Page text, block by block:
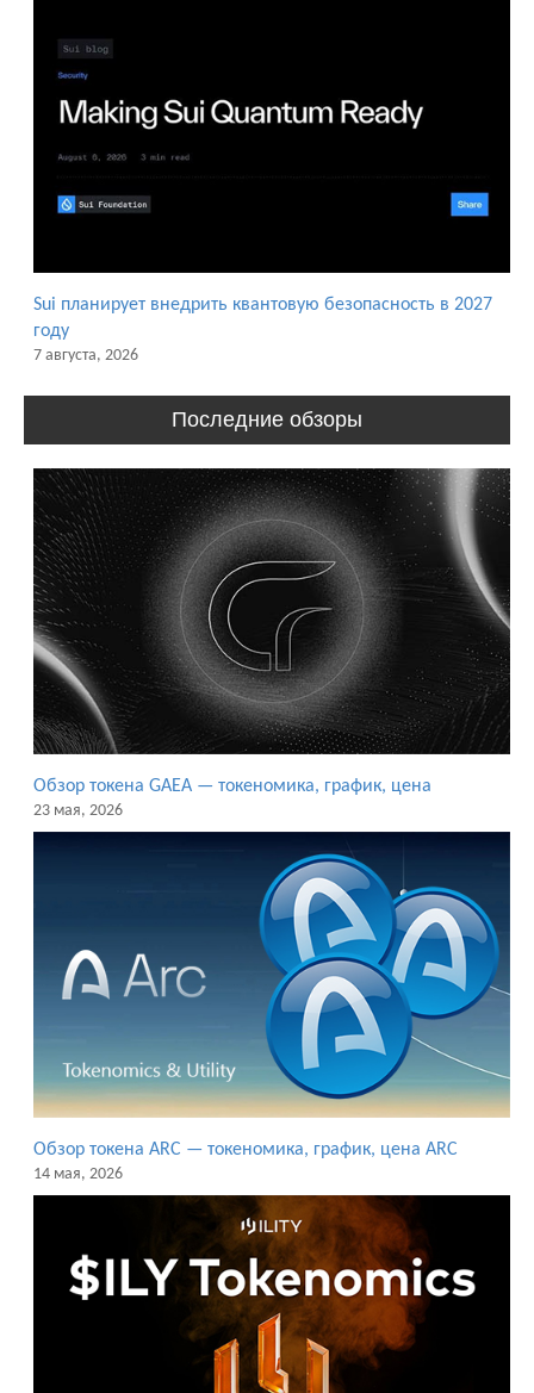
Sui планирует внедрить квантовую безопасность в 2027
году
7 августа, 2026
Последние обзоры
Обзор токена GAEA — токеномика, график, цена
23 мая, 2026
Обзор токена ARC — токеномика, график, цена ARC
14 мая, 2026